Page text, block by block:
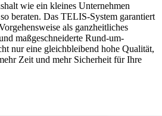
wie ein kleines Unternehmen
beraten. Das TELIS-System garantiert
als ganzheitliches
maßgeschneiderte Rund-um-
nur eine gleichbleibend hohe Qualität,
Zeit und mehr Sicherheit für Ihre